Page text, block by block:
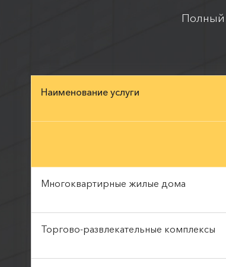
Полный
Наименование услуги
Многоквартирные жилые дома
Торгово-развлекательные комплексы